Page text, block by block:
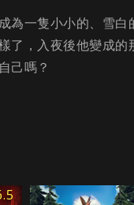
一隻小小的、雪白
了，入夜後他變成
己嗎？